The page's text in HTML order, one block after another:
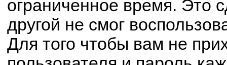
ограниченное время. Это
другой не смог
Для того чтобы вам не